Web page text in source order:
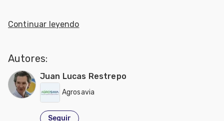
Continuar leyendo
Autores:
Juan Lucas Restrepo
Agrosavia
Seguir